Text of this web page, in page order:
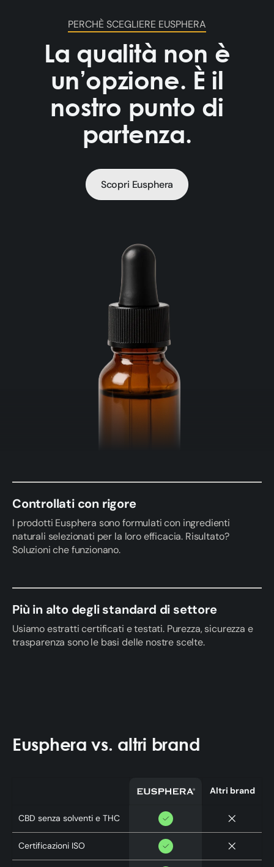
PERCHÈ SCEGLIERE EUSPHERA
La qualità non è
un’opzione. È il
nostro punto di
partenza.
Scopri Eusphera
Controllati con rigore
I prodotti Eusphera sono formulati con ingredienti
naturali selezionati per la loro efficacia. Risultato?
Soluzioni che funzionano.
Più in alto degli standard di settore
Usiamo estratti certificati e testati. Purezza, sicurezza e
trasparenza sono le basi delle nostre scelte.
Eusphera vs. altri brand
Altri brand
CBD senza solventi e THC
Certificazioni ISO